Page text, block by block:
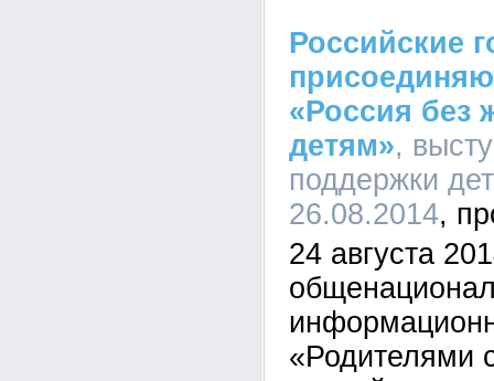
Российские
«Россия без
детям»,
поддержки
26.08.2014
24 августа
«Родителями